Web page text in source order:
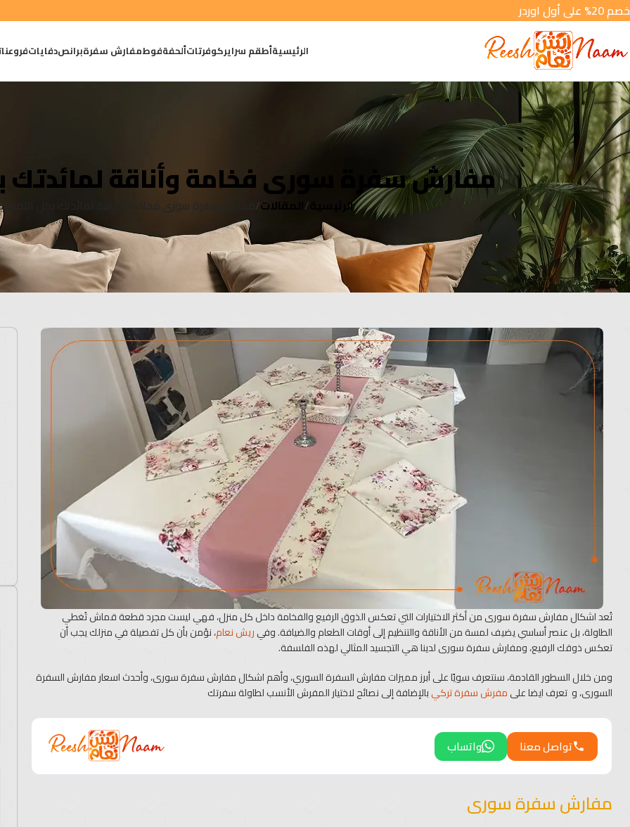
خصم 20% على أول اوردر
الرئيسيةأطقم سرايركوفرتاتألحفةفوطمفارش سفرةبرانصدفاياتفروعنا
مفارش سفرة سورى فخامة وأناقة لمائدتك
الرئيسية المقالات مفارش سفرة سورى فخامة وأناقة لمائدتك بكل
تُعد اشكال مفارش سفرة سورى من أكثر الاختيارات التي تعكس الذوق الرفيع والفخامة داخل كل منزل، فهي ليست مجرد قطعة قماش تُغطي
الطاولة، بل عنصر أساسي يضيف لمسة من الأناقة والتنظيم إلى أوقات الطعام والضيافة. وفيريش نعام، نؤمن بأن كل تفصيلة في منزلك يجب أن
تعكس ذوقك الرفيع، ومفارش سفرة سورى لدينا هي التجسيد المثالي لهذه الفلسفة.
ومن خلال السطور القادمة، سنتعرف سويًا على أبرز مميزات مفارش السفرة السوري، وأهم اشكال مفارش سفرة سورى، وأحدث اسعار مفارش السفرة
السورى، و تعرف ايضا علىمفرش سفرة تركيبالإضافة إلى نصائح لاختيار المفرش الأنسب لطاولة سفرتك
واتساب تواصل معنا
مفارش سفرة سورى